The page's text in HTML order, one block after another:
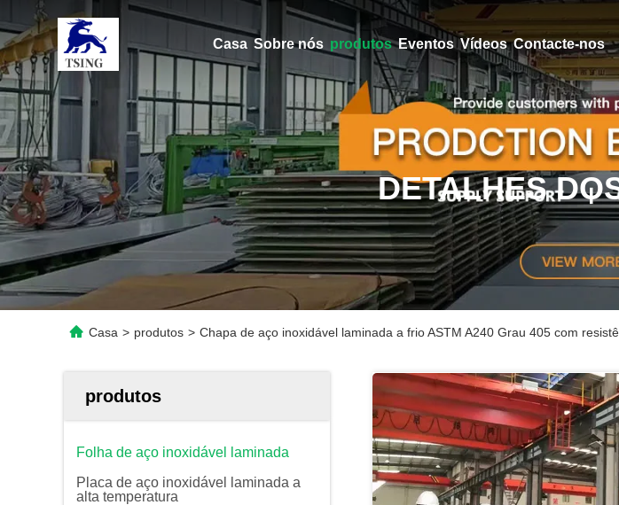
Casa Sobre nós produtos Eventos Vídeos Contacte-nos
DETALHES
Casa > produtos > Chapa de aço inoxidável laminada a frio ASTM A240 Grau 405 com
produtos
Folha de aço inoxidável laminada
Placa de aço inoxidável laminada a
alta temperatura